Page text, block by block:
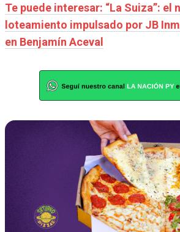
Te puede interesar: “La Suiza”: el
loteamiento impulsado por JB
en Benjamín Aceval